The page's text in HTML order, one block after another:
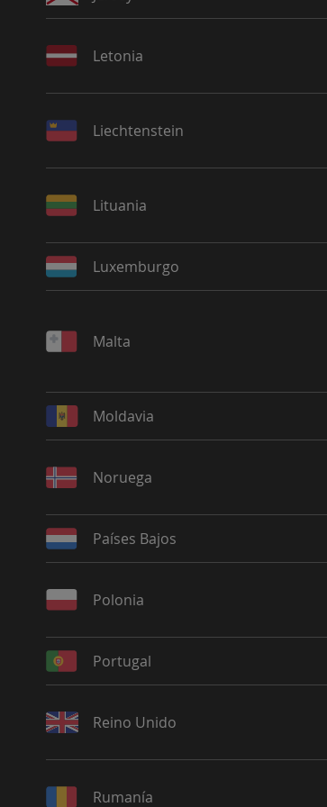
Letonia
Liechtenstein
Lituania
Luxemburgo
Malta
Moldavia
Noruega
Países Bajos
Polonia
Portugal
Reino Unido
Rumanía